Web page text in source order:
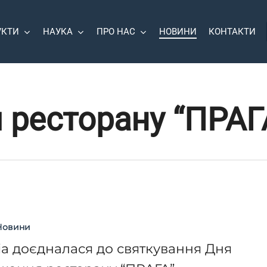
НАУКА ПРО НАС НОВИНИ КОНТАКТИ
доєдналася до святкування Дня